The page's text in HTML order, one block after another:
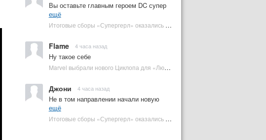
Вы оставьте главным героем DC супер
ещё
Итоговые сборы «Супергерл» оказались худшими для DC за два десятилетия | Plugged In Ru
Flame 4 часа назад
Ну такое себе
Marvel выбрали нового Циклопа для «Людей Икс» | Plugged In Ru
Джони 4 часа назад
Не в том направлении начали новую
ещё
Итоговые сборы «Супергерл» оказались худшими для DC за два десятилетия | Plugged In Ru